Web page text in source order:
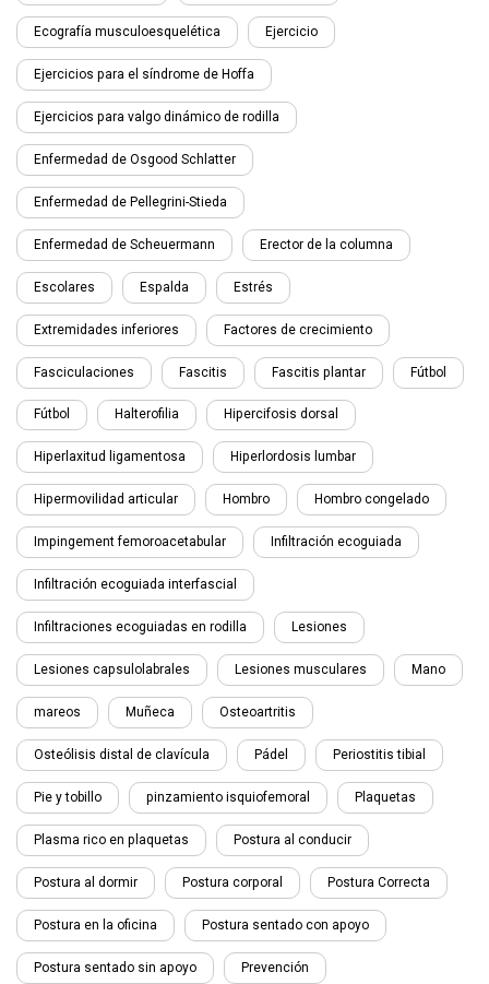
Ecografía musculoesquelética Ejercicio
Ejercicios para el síndrome de Hoffa
Ejercicios para valgo dinámico de rodilla
Enfermedad de Osgood Schlatter
Enfermedad de Pellegrini-Stieda
Enfermedad de Scheuermann Erector de la columna
Escolares Espalda Estrés
Extremidades inferiores Factores de crecimiento
Fasciculaciones Fascitis Fascitis plantar Fútbol
Fútbol Halterofilia Hipercifosis dorsal
Hiperlaxitud ligamentosa Hiperlordosis lumbar
Hipermovilidad articular Hombro Hombro congelado
Impingement femoroacetabular Infiltración ecoguiada
Infiltración ecoguiada interfascial
Infiltraciones ecoguiadas en rodilla Lesiones
Lesiones capsulolabrales Lesiones musculares Mano
mareos Muñeca Osteoartritis
Osteólisis distal de clavícula Pádel Periostitis tibial
Pie y tobillo pinzamiento isquiofemoral Plaquetas
Plasma rico en plaquetas Postura al conducir
Postura al dormir Postura corporal Postura Correcta
Postura en la oficina Postura sentado con apoyo
Postura sentado sin apoyo Prevención